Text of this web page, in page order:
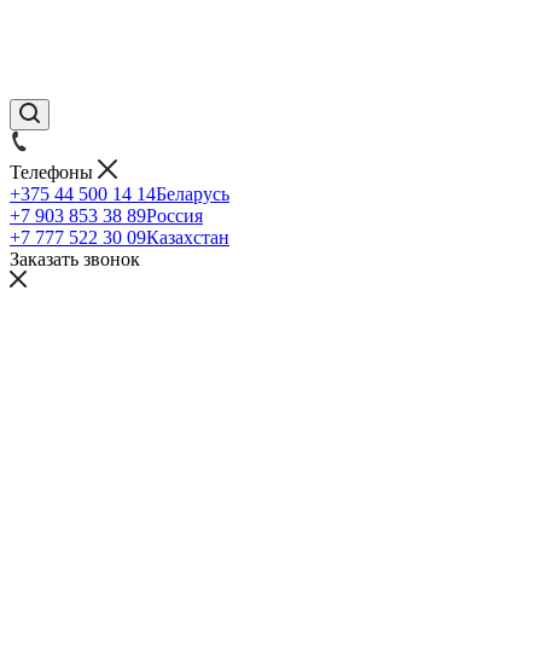
Телефоны
+375 44 500 14 14Беларусь
+7 903 853 38 89Россия
+7 777 522 30 09Казахстан
Заказать звонок